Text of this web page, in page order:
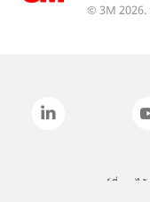
© 3M
แบรนด์ที่ระบุไ